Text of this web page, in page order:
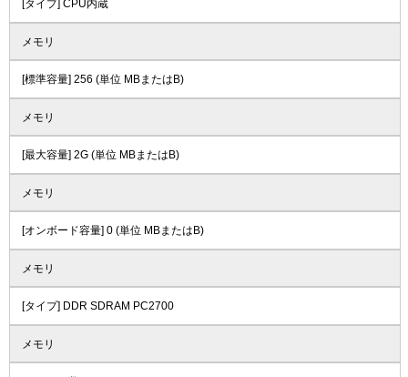
[タイプ] CPU内蔵
メモリ
[標準容量] 256 (単位 MBまたはB)
メモリ
[最大容量] 2G (単位 MBまたはB)
メモリ
[オンボード容量] 0 (単位 MBまたはB)
メモリ
[タイプ] DDR SDRAM PC2700
メモリ